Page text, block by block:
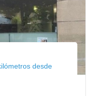
desde